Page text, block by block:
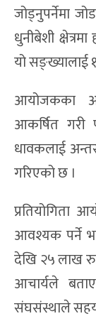
जोड्नुपर्नेमा
धुनीबेशी
यो सङ्ख्यालाई
आयोजकका
आकर्षित गरी
धावकलाई
गरिएको छ ।
प्रतियोगिता
आवश्यक पर्ने
देखि २५ लाख
आचार्यले
संघसंस्थाले